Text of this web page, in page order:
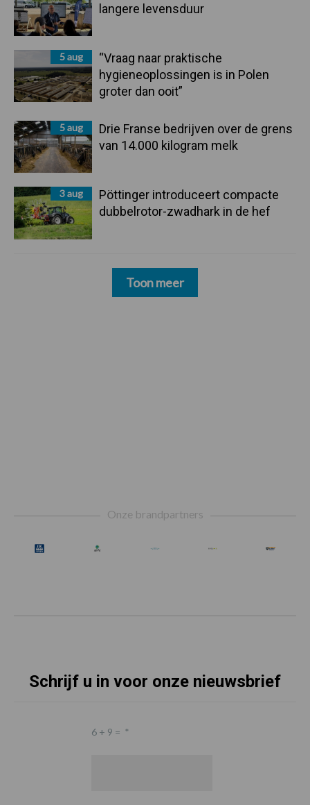
langere levensduur
5 aug
“Vraag naar praktische
hygieneoplossingen is in Polen
groter dan ooit”
5 aug
Drie Franse bedrijven over de grens
van 14.000 kilogram melk
3 aug
Pöttinger introduceert compacte
dubbelrotor-zwadhark in de hef
Toon meer
Onze brandpartners
Schrijf u in voor onze nieuwsbrief
6 + 9 = *